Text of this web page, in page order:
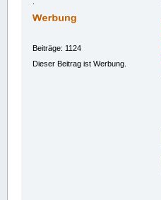
Beiträge: 1124
Dieser Beitrag ist Werbung.